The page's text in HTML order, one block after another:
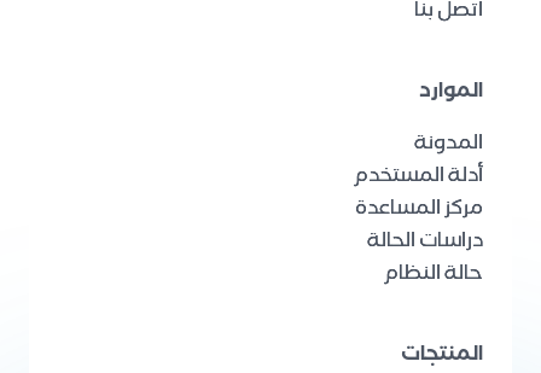
اتصل بنا
الموارد
المدونة
أدلة المستخدم
مركز المساعدة
دراسات الحالة
حالة النظام
المنتجات